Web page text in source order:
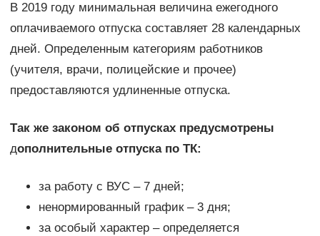
В 2019 году минимальная величина ежегодного
оплачиваемого отпуска составляет 28 календарных
дней. Определенным категориям работников
(учителя, врачи, полицейские и прочее)
предоставляются удлиненные отпуска.
Так же законом об отпусках предусмотрены
дополнительные отпуска по ТК:
за работу с ВУС – 7 дней;
ненормированный график – 3 дня;
за особый характер – определяется